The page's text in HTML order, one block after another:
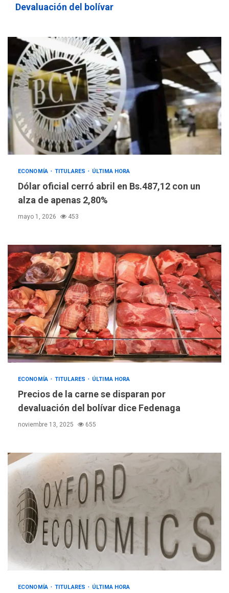
Devaluación del bolívar
ECONOMÍA TITULARES ÚLTIMA HORA
Dólar oficial cerró abril en Bs.487,12 con un
alza de apenas 2,80%
mayo 1, 2026 453
ECONOMÍA TITULARES ÚLTIMA HORA
Precios de la carne se disparan por
devaluación del bolívar dice Fedenaga
noviembre 13, 2025 655
ECONOMÍA TITULARES ÚLTIMA HORA